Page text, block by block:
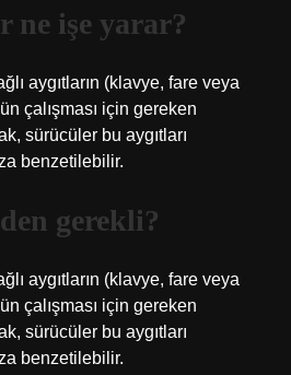
ne işe yarar?
aygıtların (klavye, fare veya
çalışması için gereken
sürücüler bu aygıtları
benzetilebilir.
gerekli?
aygıtların (klavye, fare veya
çalışması için gereken
sürücüler bu aygıtları
benzetilebilir.